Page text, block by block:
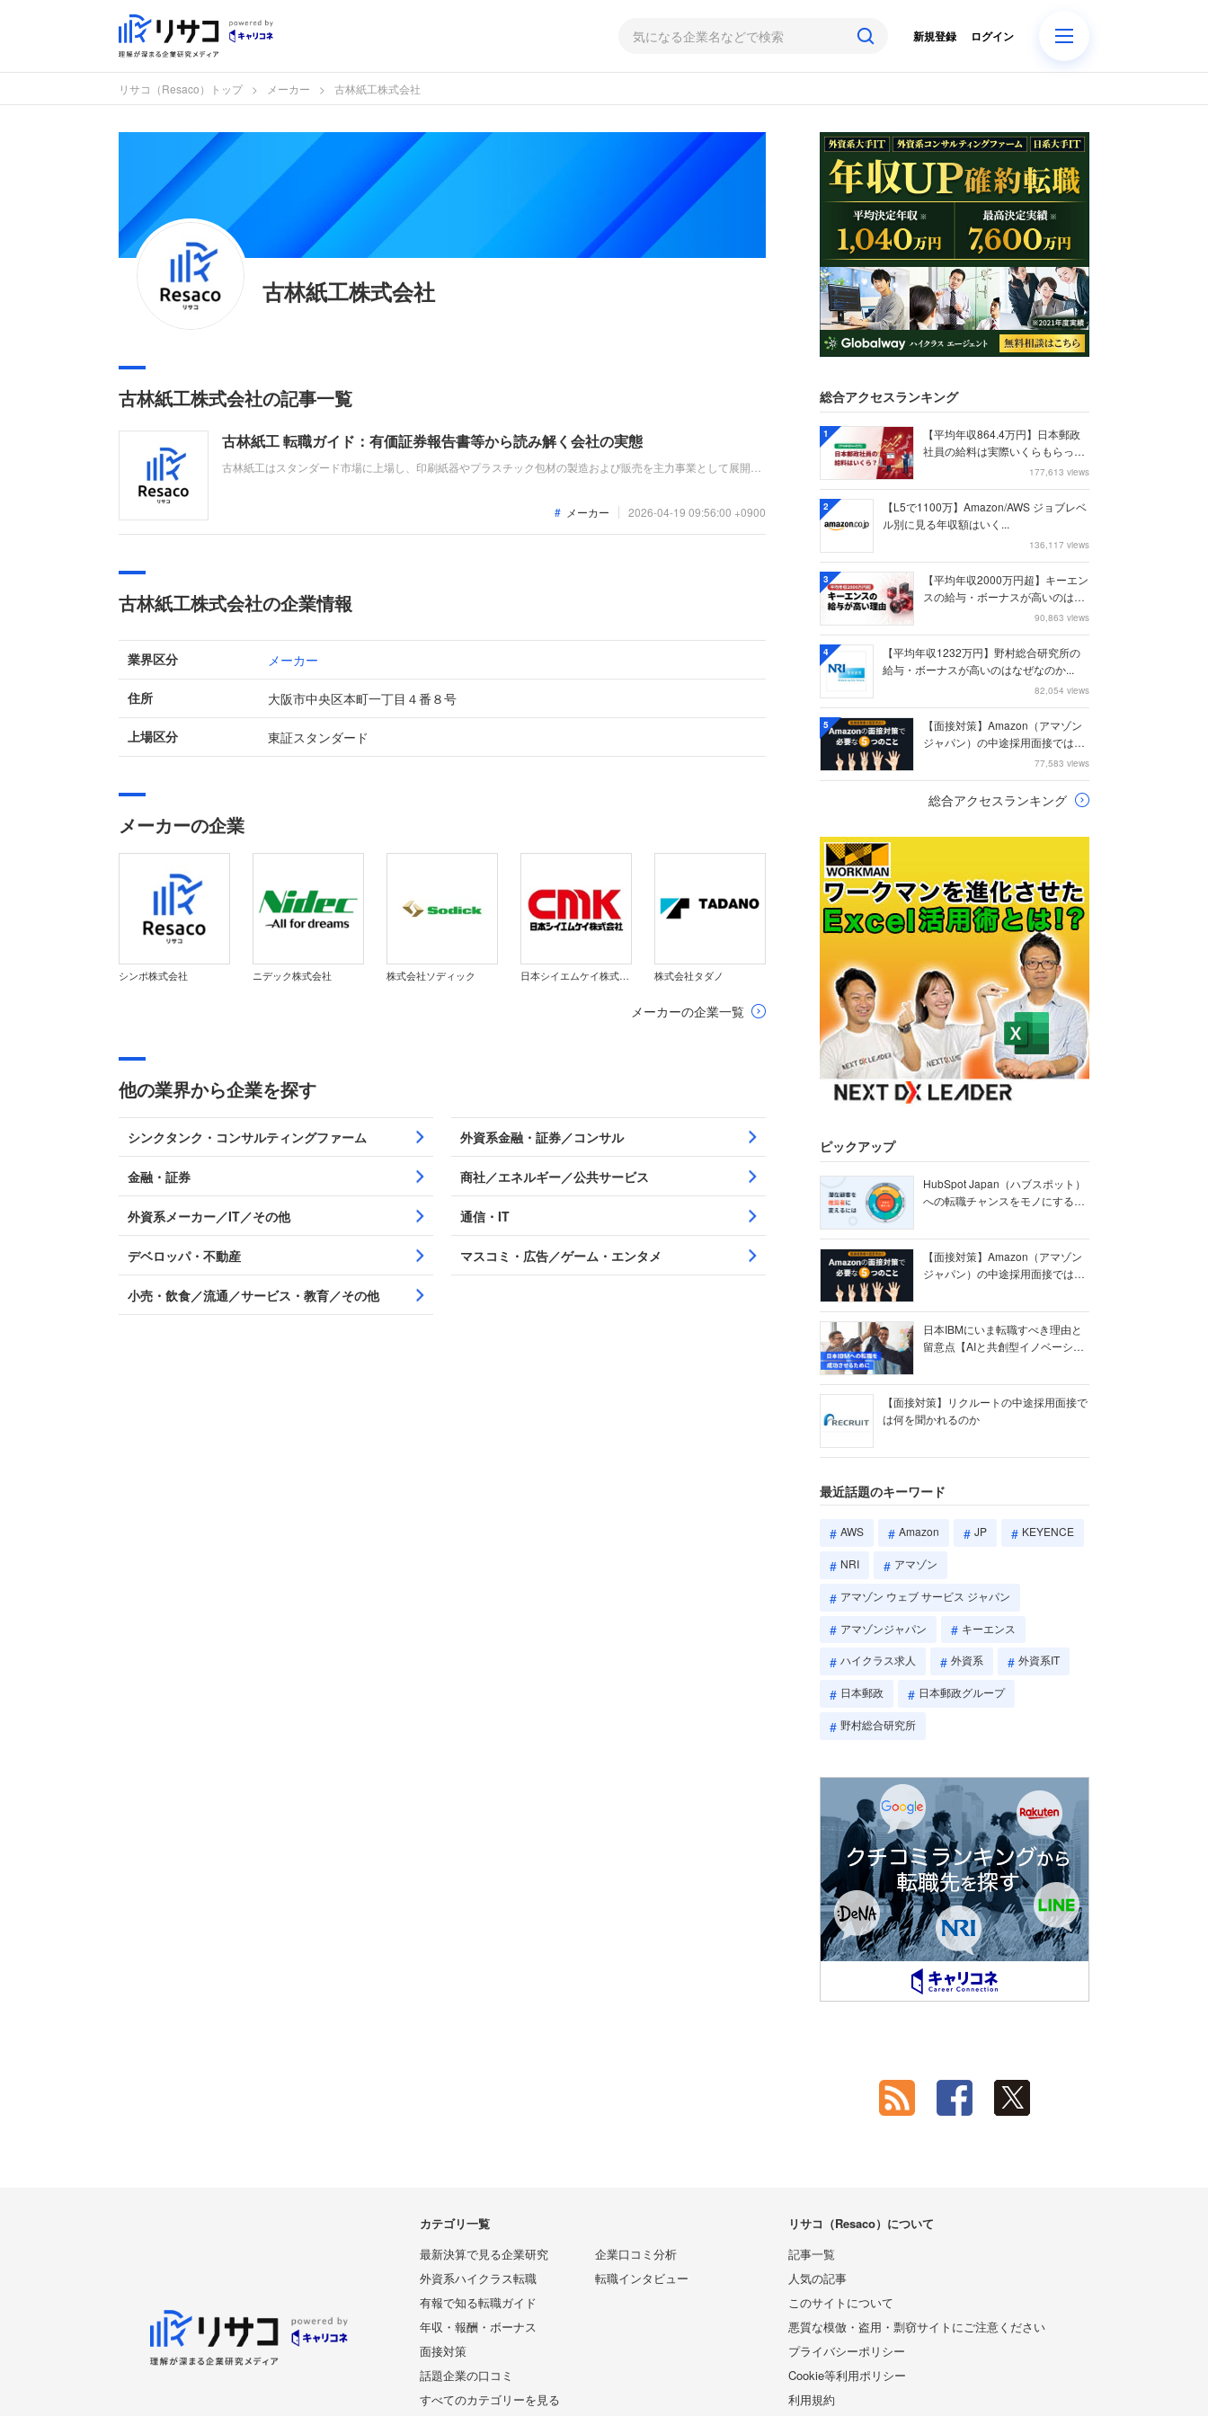
ログイン
新規登録
リサコ（Resaco）トップ メーカー 古林紙工株式会社
古林紙工株式会社
古林紙工株式会社の記事一覧
古林紙工 転職ガイド：有価証券報告書等から読み解く会社の実態
古林紙工はスタンダード市場に上場し、印刷紙器やプラスチック包材の製造および販売を主力事業として展開し
メーカー 2026-04-19 09:56:00 +0900
古林紙工株式会社の企業情報
業界区分 メーカー
住所 大阪市中央区本町一丁目４番８号
上場区分 東証スタンダード
メーカーの企業
シンポ株式会社 ニデック株式会社 株式会社ソディック 日本シイエムケイ株式会社 株式会社タダノ
メーカーの企業一覧
他の業界から企業を探す
シンクタンク・コンサルティングファーム 外資系金融・証券／コンサル
金融・証券 商社／エネルギー／公共サービス
外資系メーカー／IT／その他 通信・IT
デベロッパ・不動産 マスコミ・広告／ゲーム・エンタメ
小売・飲食／流通／サービス・教育／その他
総合アクセスランキング
1
【平均年収864.4万円】日本郵政
社員の給料は実際いくらもらって
177,613 views
2
【L5で1100万】Amazon/AWS ジョブレベ
ル別に見る年収額はいく...
136,117 views
3
【平均年収2000万円超】キーエン
スの給与・ボーナスが高いのはな
90,863 views
4
【平均年収1232万円】野村総合研究所の
給与・ボーナスが高いのはなぜなのか...
82,054 views
5
【面接対策】Amazon（アマゾン
ジャパン）の中途採用面接では何
77,583 views
総合アクセスランキング
ピックアップ
HubSpot Japan（ハブスポット）
への転職チャンスをモノにする
【面接対策】Amazon（アマゾン
ジャパン）の中途採用面接では何
日本IBMにいま転職すべき理由と
留意点【AIと共創型イノベーショ
【面接対策】リクルートの中途採用面接で
は何を聞かれるのか
最近話題のキーワード
AWS Amazon JP KEYENCE
NRI アマゾン
アマゾン ウェブ サービス ジャパン
アマゾンジャパン キーエンス
ハイクラス求人 外資系 外資系IT
日本郵政 日本郵政グループ
野村総合研究所
カテゴリ一覧
最新決算で見る企業研究
外資系ハイクラス転職
有報で知る転職ガイド
年収・報酬・ボーナス
面接対策
話題企業の口コミ
企業口コミ分析
転職インタビュー
すべてのカテゴリーを見る
リサコ（Resaco）について
記事一覧
人気の記事
このサイトについて
悪質な模倣・盗用・剽窃サイトにご注意ください
プライバシーポリシー
Cookie等利用ポリシー
利用規約